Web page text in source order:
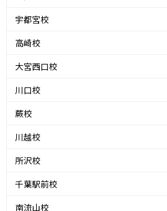
宇都宮校
高崎校
大宮西口校
川口校
蕨校
川越校
所沢校
千葉駅前校
南流山校